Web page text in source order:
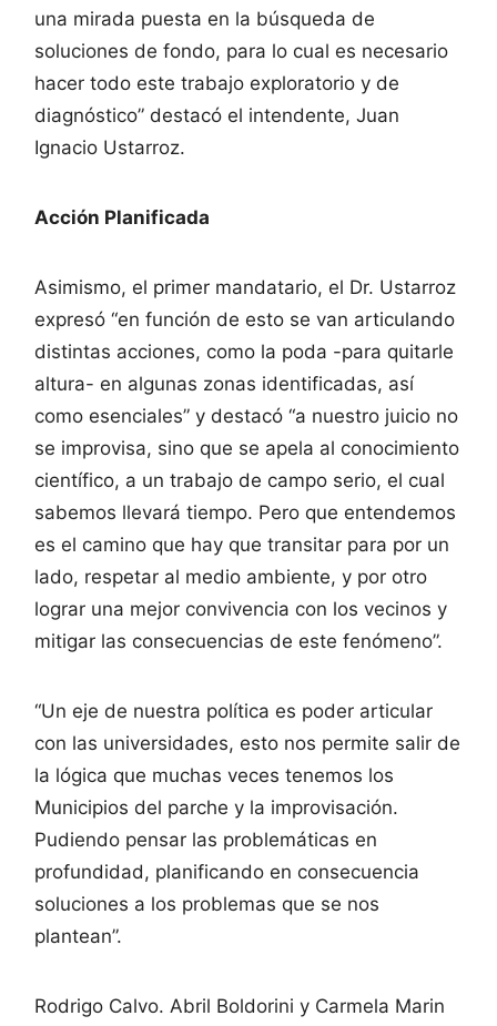
una mirada puesta en la búsqueda de
soluciones de fondo, para lo cual es necesario
hacer todo este trabajo exploratorio y de
diagnóstico” destacó el intendente, Juan
Ignacio Ustarroz.
Acción Planificada
Asimismo, el primer mandatario, el Dr. Ustarroz
expresó “en función de esto se van articulando
distintas acciones, como la poda -para quitarle
altura- en algunas zonas identificadas, así
como esenciales” y destacó “a nuestro juicio no
se improvisa, sino que se apela al conocimiento
científico, a un trabajo de campo serio, el cual
sabemos llevará tiempo. Pero que entendemos
es el camino que hay que transitar para por un
lado, respetar al medio ambiente, y por otro
lograr una mejor convivencia con los vecinos y
mitigar las consecuencias de este fenómeno”.
“Un eje de nuestra política es poder articular
con las universidades, esto nos permite salir de
la lógica que muchas veces tenemos los
Municipios del parche y la improvisación.
Pudiendo pensar las problemáticas en
profundidad, planificando en consecuencia
soluciones a los problemas que se nos
plantean”.
Rodrigo Calvo. Abril Boldorini y Carmela Marin